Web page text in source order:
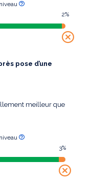
2%
pose d’une
meilleur que
3%